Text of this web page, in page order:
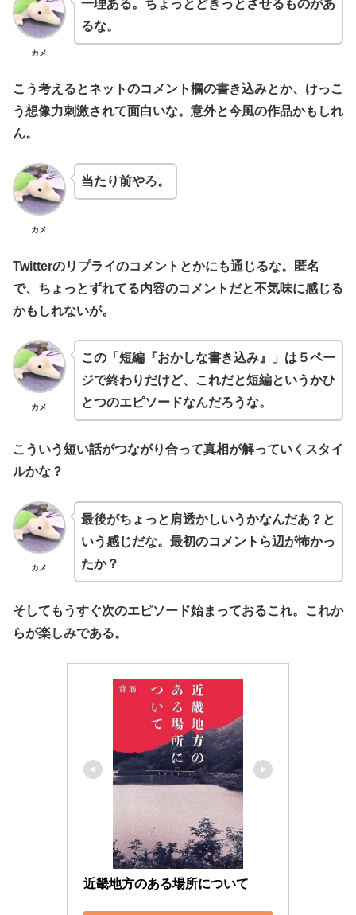
カメ
一理ある。ちょっとどきっとさせるものがあ
るな。
こう考えるとネットのコメント欄の書き込みとか、けっこ
う想像力刺激されて面白いな。意外と今風の作品かもしれ
ん。
カメ
当たり前やろ。
Twitterのリプライのコメントとかにも通じるな。匿名
で、ちょっとずれてる内容のコメントだと不気味に感じる
かもしれないが。
カメ
この「短編『おかしな書き込み』」は５ペー
ジで終わりだけど、これだと短編というかひ
とつのエピソードなんだろうな。
こういう短い話がつながり合って真相が解っていくスタイ
ルかな？
カメ
最後がちょっと肩透かしいうかなんだあ？と
いう感じだな。最初のコメントら辺が怖かっ
たか？
そしてもうすぐ次のエピソード始まっておるこれ。これか
らが楽しみである。
近畿地方のある場所について